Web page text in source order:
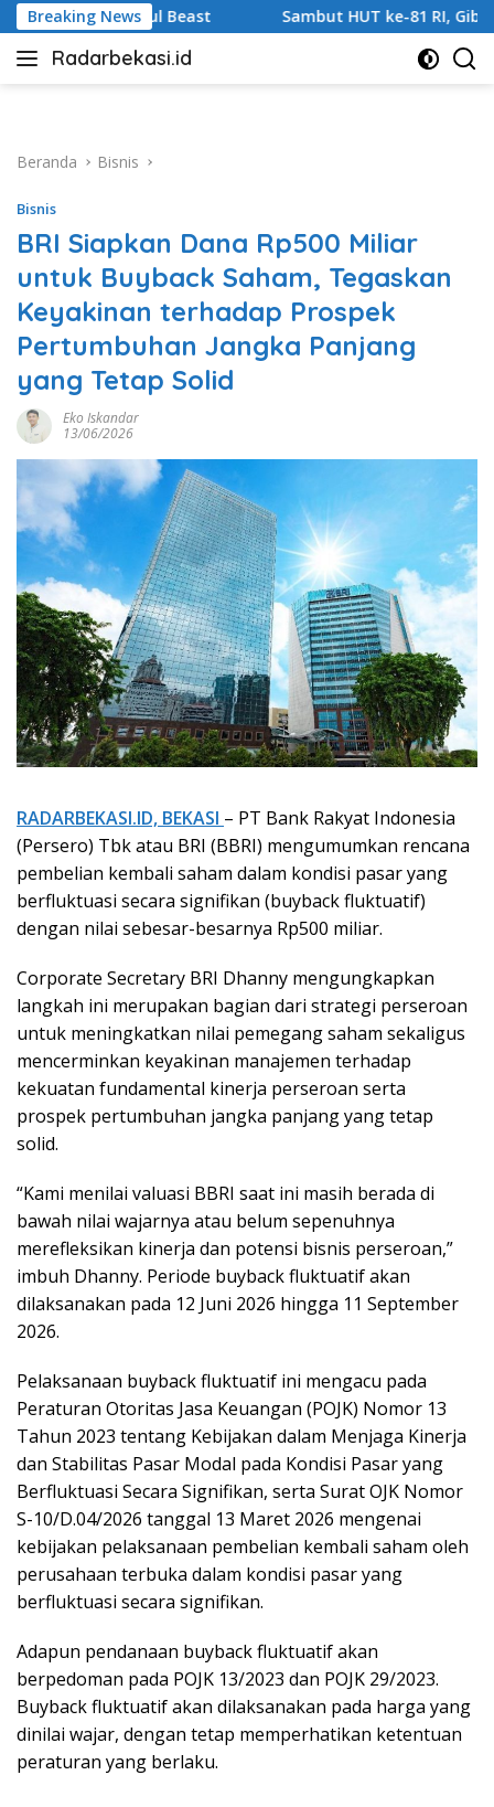
Langsung
ke
konten
Breaking NewsSambut HUT ke-81 RI, Gibas Jatiasih Kolaborasi
Radarbekasi.id
Berita
Beranda
Bisnis
Bisnis
BRI Siapkan Dana Rp500 Miliar
untuk Buyback Saham, Tegaskan
Keyakinan terhadap Prospek
Pertumbuhan Jangka Panjang
yang Tetap Solid
Eko Iskandar
13/06/2026
RADARBEKASI.ID, BEKASI – PT Bank Rakyat Indonesia
(Persero) Tbk atau BRI (BBRI) mengumumkan rencana
pembelian kembali saham dalam kondisi pasar yang
berfluktuasi secara signifikan (buyback fluktuatif)
dengan nilai sebesar-besarnya Rp500 miliar.
Corporate Secretary BRI Dhanny mengungkapkan
langkah ini merupakan bagian dari strategi perseroan
untuk meningkatkan nilai pemegang saham sekaligus
mencerminkan keyakinan manajemen terhadap
kekuatan fundamental kinerja perseroan serta
prospek pertumbuhan jangka panjang yang tetap
solid.
“Kami menilai valuasi BBRI saat ini masih berada di
bawah nilai wajarnya atau belum sepenuhnya
merefleksikan kinerja dan potensi bisnis perseroan,”
imbuh Dhanny. Periode buyback fluktuatif akan
dilaksanakan pada 12 Juni 2026 hingga 11 September
2026.
Pelaksanaan buyback fluktuatif ini mengacu pada
Peraturan Otoritas Jasa Keuangan (POJK) Nomor 13
Tahun 2023 tentang Kebijakan dalam Menjaga Kinerja
dan Stabilitas Pasar Modal pada Kondisi Pasar yang
Berfluktuasi Secara Signifikan, serta Surat OJK Nomor
S-10/D.04/2026 tanggal 13 Maret 2026 mengenai
kebijakan pelaksanaan pembelian kembali saham oleh
perusahaan terbuka dalam kondisi pasar yang
berfluktuasi secara signifikan.
Adapun pendanaan buyback fluktuatif akan
berpedoman pada POJK 13/2023 dan POJK 29/2023.
Buyback fluktuatif akan dilaksanakan pada harga yang
dinilai wajar, dengan tetap memperhatikan ketentuan
peraturan yang berlaku.